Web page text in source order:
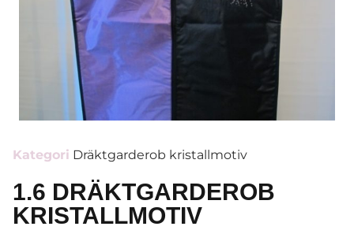
Kategori Dräktgarderob kristallmotiv
1.6 DRÄKTGARDEROB
KRISTALLMOTIV